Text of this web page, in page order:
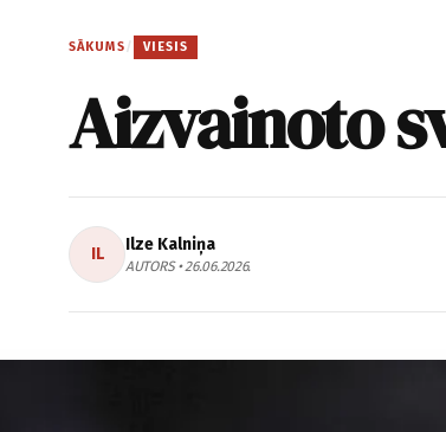
SĀKUMS / VIESIS
Aizvainoto
IL Ilze Kalniņa
AUTORS • 26.06.2026.